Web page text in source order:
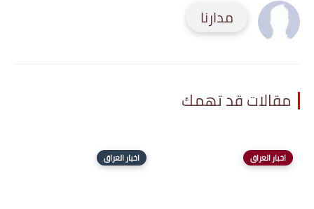
مدارنا
مقالات قد تهمك
اخبار العراق اخبار العراق